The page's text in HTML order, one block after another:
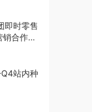
即时零售
合作方
站内种